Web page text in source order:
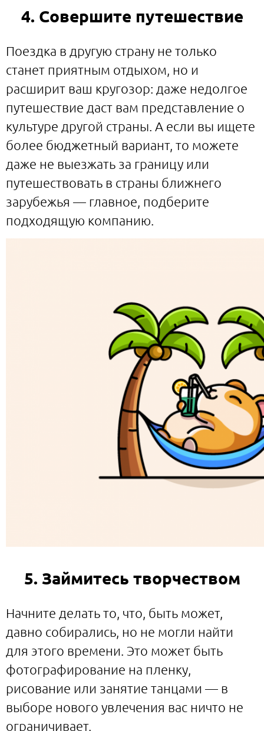
4. Совершите путешествие
Поездка в другую страну не только
станет приятным отдыхом, но и
расширит ваш кругозор: даже недолгое
путешествие даст вам представление о
культуре другой страны. А если вы ищете
более бюджетный вариант, то можете
даже не выезжать за границу или
путешествовать в страны ближнего
зарубежья — главное, подберите
подходящую компанию.
5. Займитесь творчеством
Начните делать то, что, быть может,
давно собирались, но не могли найти
для этого времени. Это может быть
фотографирование на пленку,
рисование или занятие танцами — в
выборе нового увлечения вас ничто не
ограничивает.